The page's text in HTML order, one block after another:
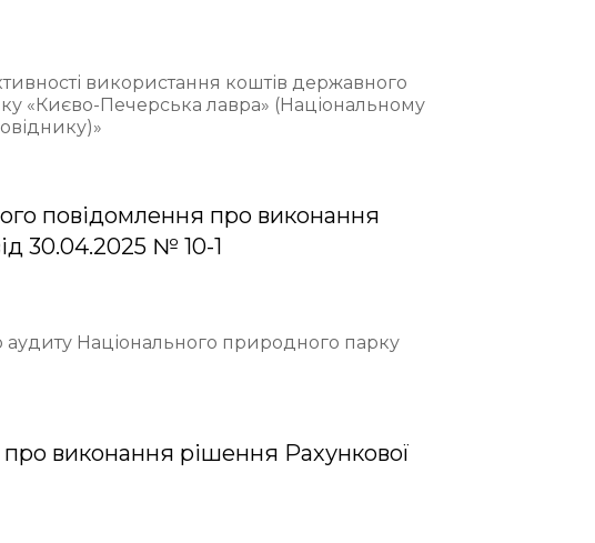
використання коштів державного
«Києво-Печерська лавра» (Національному
повідомлення про виконання
30.04.2025 № 10-1
аудиту Національного природного парку
виконання рішення Рахункової